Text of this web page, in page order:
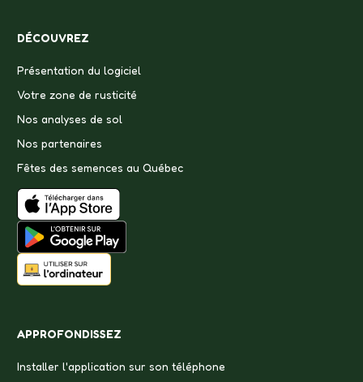
DÉCOUVREZ
Présentation du logiciel
Votre zone de rusticité
Nos analyses de sol
Nos partenaires
Fêtes des semences au Québec
APPROFONDISSEZ
Installer l'application sur son téléphone